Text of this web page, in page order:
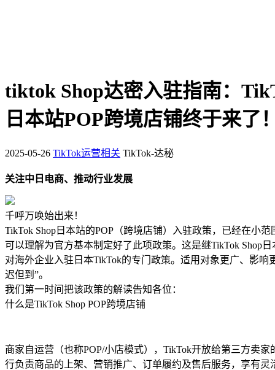
tiktok Shop达密入驻指南：
日本站POP跨境店铺终于来了
2025-05-26 TikTok运营相关 TikTok-达秘
关注中日电商、推动行业发展
千呼万唤始出来！
TikTok Shop日本站的POP（跨境店铺）入驻政策，已经在小
可以理解为官方基本制定好了此项政策。这是继TikTok Shop
对海外企业入驻日本TikTok的专门政策。适用对象更广、影响
迟但到”。
我们第一时间把该政策的解读告知各位：
什么是TikTok Shop POP跨境店铺
商家自运营（也称POP/小店模式），TikTok开放给第三方卖家
行负责商品的上架、营销推广、订单履约及售后服务，享有灵